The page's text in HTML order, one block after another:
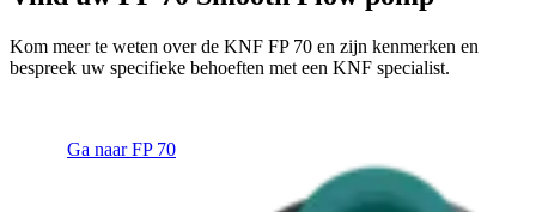
Kom meer te weten over de KNF FP 70 en zijn kenmerken en
bespreek uw specifieke behoeften met een KNF specialist.
Ga naar FP 70